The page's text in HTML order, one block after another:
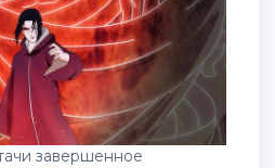
завершенное